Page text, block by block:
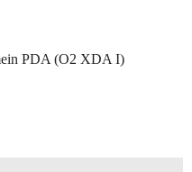
PDA (O2 XDA I)